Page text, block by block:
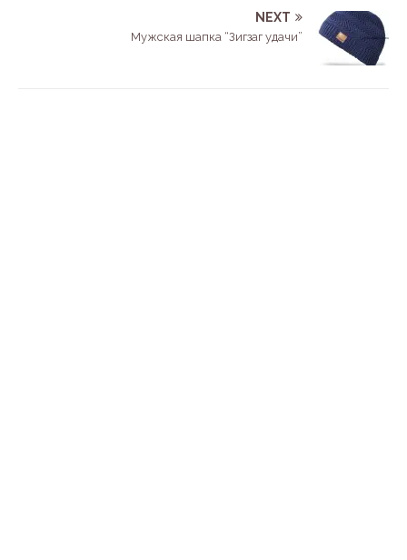
NEXT
Мужская шапка “Зигзаг удачи”